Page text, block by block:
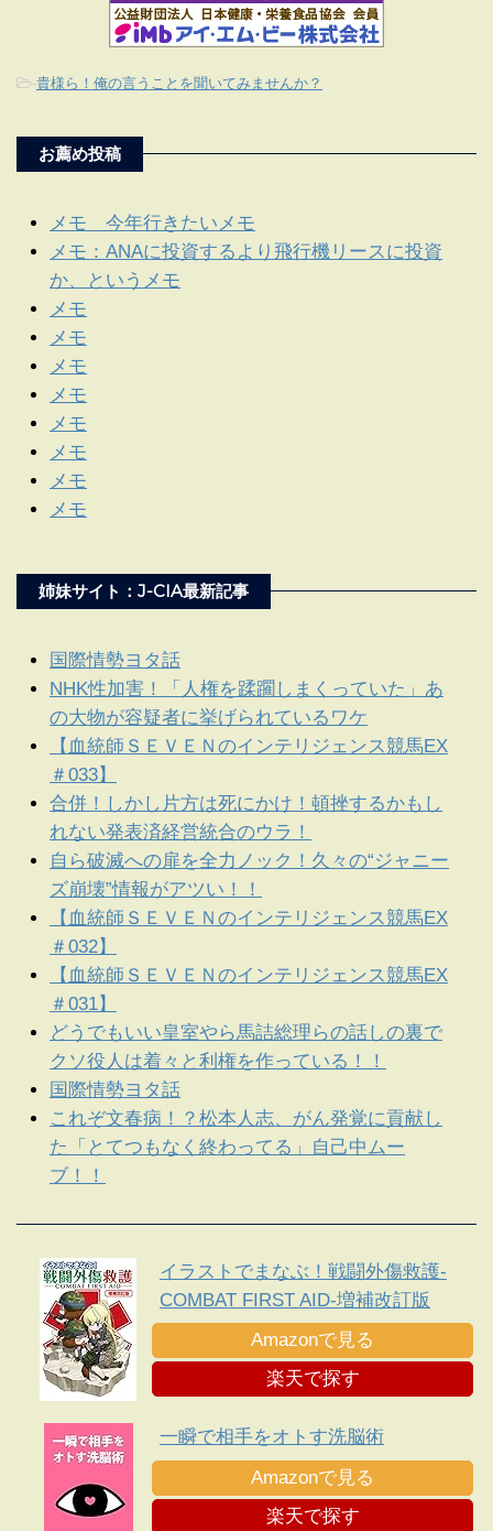
-貴様ら！俺の言うことを聞いてみませんか？
お薦め投稿
メモ 今年行きたいメモ
メモ：ANAに投資するより飛行機リースに投資
か、というメモ
メモ
メモ
メモ
メモ
メモ
メモ
メモ
メモ
姉妹サイト：J-CIA最新記事
国際情勢ヨタ話
NHK性加害！「人権を蹂躙しまくっていた」あ
の大物が容疑者に挙げられているワケ
【血統師ＳＥＶＥＮのインテリジェンス競馬EX
＃033】
合併！しかし片方は死にかけ！頓挫するかもし
れない発表済経営統合のウラ！
自ら破滅への扉を全力ノック！久々の“ジャニー
ズ崩壊”情報がアツい！！
【血統師ＳＥＶＥＮのインテリジェンス競馬EX
＃032】
【血統師ＳＥＶＥＮのインテリジェンス競馬EX
＃031】
どうでもいい皇室やら馬詰総理らの話しの裏で
クソ役人は着々と利権を作っている！！
国際情勢ヨタ話
これぞ文春病！？松本人志、がん発覚に貢献し
た「とてつもなく終わってる」自己中ムー
ブ！！
イラストでまなぶ！戦闘外傷救護-
COMBAT FIRST AID-増補改訂版
Amazonで見る
楽天で探す
一瞬で相手をオトす洗脳術
Amazonで見る
楽天で探す